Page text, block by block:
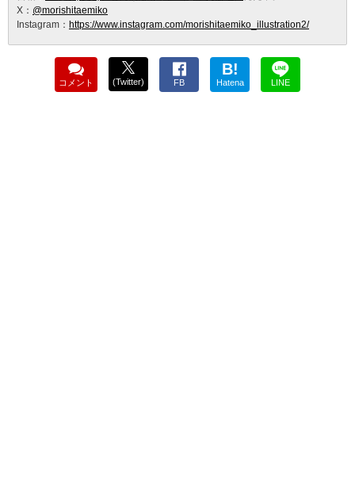
X： @morishitaemiko
Instagram： https://www.instagram.com/morishitaemiko_illustration2/
コメント (Twitter) FB
B!
Hatena LINE